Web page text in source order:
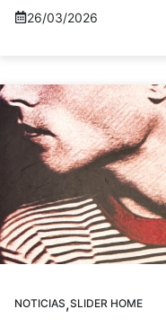
26/03/2026
NOTICIAS,SLIDER HOME